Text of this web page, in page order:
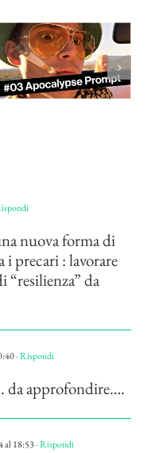
nuova forma di
i precari : lavorare
“resilienza” da
- Rispondi
da approfondire….
al 18:53- Rispondi